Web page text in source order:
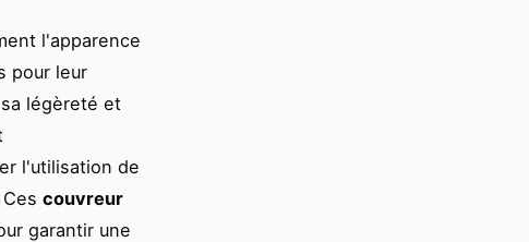
l'apparence
pour leur
légèreté et
l'utilisation de
couvreur
garantir une